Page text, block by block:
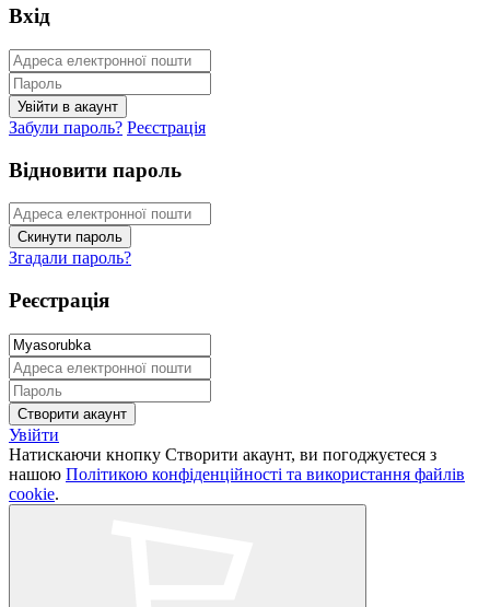
Вхід
Забули пароль? Реєстрація
Відновити пароль
Згадали пароль?
Реєстрація
Увійти
Натискаючи кнопку Створити акаунт, ви погоджуєтеся з
нашою Політикою конфіденційності та використання файлів
cookie.